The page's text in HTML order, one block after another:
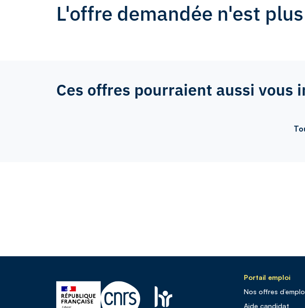
L'offre demandée n'est
Ces offres pourraient aussi vous
Portail emploi
Nos offres
Aide candidat